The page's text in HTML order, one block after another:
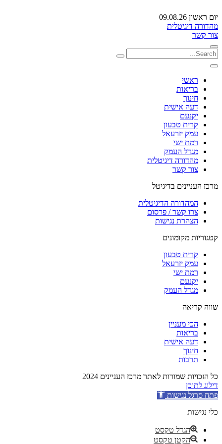
יום ראשון 09.08.26
מהדורה דיגיטלית
צור קשר
ראשי
בריאות
חינוך
דעה אישית
יקנעם
קרית טבעון
עמק יזרעאל
רמת ישי
מגדל העמק
מהדורה דיגיטלית
צור קשר
מרכז העניינים בדיגיטל
המהדורה הדיגיטלית
צרו קשר / פרסום
הצהרת נגישות
קטגוריות מקומונים
קרית טבעון
עמק יזרעאל
רמת ישי
יקנעם
מגדל העמק
שווה קריאה
הכי מעניין
בריאות
דעה אישית
חינוך
תרבות
כל הזכויות שמורות לאתר מרכז העניינים 2024
דילוג לתוכן
פתח סרגל נגישות
כלי נגישות
הגדל טקסט
הקטן טקסט